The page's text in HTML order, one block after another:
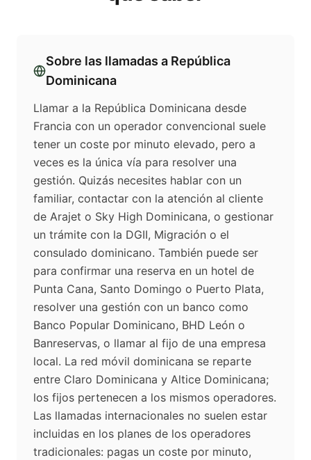
Sobre las llamadas a República
Dominicana
Llamar a la República Dominicana desde
Francia con un operador convencional suele
tener un coste por minuto elevado, pero a
veces es la única vía para resolver una
gestión. Quizás necesites hablar con un
familiar, contactar con la atención al cliente
de Arajet o Sky High Dominicana, o gestionar
un trámite con la DGII, Migración o el
consulado dominicano. También puede ser
para confirmar una reserva en un hotel de
Punta Cana, Santo Domingo o Puerto Plata,
resolver una gestión con un banco como
Banco Popular Dominicano, BHD León o
Banreservas, o llamar al fijo de una empresa
local. La red móvil dominicana se reparte
entre Claro Dominicana y Altice Dominicana;
los fijos pertenecen a los mismos operadores.
Las llamadas internacionales no suelen estar
incluidas en los planes de los operadores
tradicionales: pagas un coste por minuto,